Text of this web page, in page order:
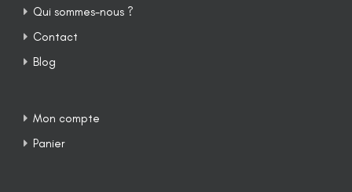
Qui sommes-nous ?
Contact
Blog
Mon compte
Panier